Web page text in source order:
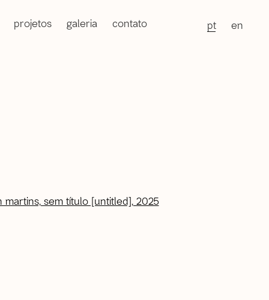
projetos galeria contato pt en
the following image in a popup: